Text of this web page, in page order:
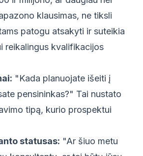
klausimas, ne tiksli
patogu atsakyti ir suteikia
reikalingus kvalifikacijos
"Kada planuojate išeiti į
pensininkas?" Tai nustato
tipą, kurio prospektui
statusas: "Ar šiuo metu